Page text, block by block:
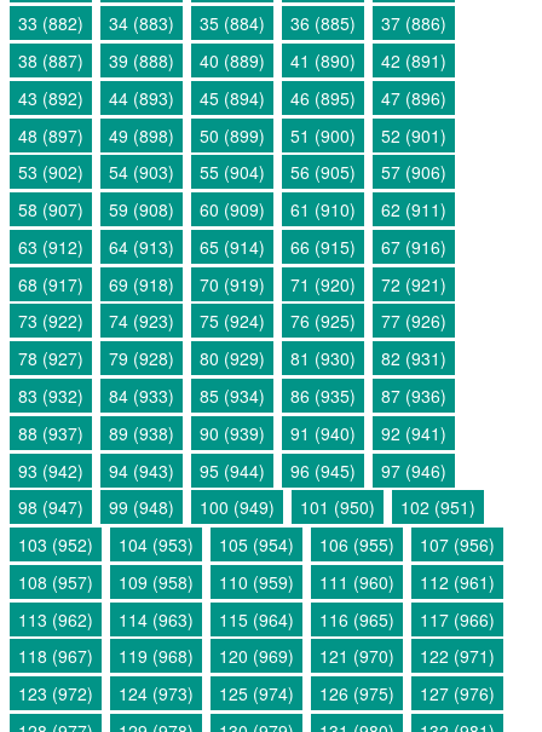
33 (882)
34 (883) 35 (884) 36 (885)
37 (886)
38 (887)
39 (888) 40 (889) 41 (890)
42 (891)
43 (892)
44 (893) 45 (894) 46 (895)
47 (896)
48 (897)
49 (898) 50 (899) 51 (900)
52 (901)
53 (902)
54 (903) 55 (904) 56 (905)
57 (906)
58 (907)
59 (908) 60 (909) 61 (910)
62 (911)
63 (912)
64 (913) 65 (914) 66 (915)
67 (916)
68 (917)
69 (918) 70 (919) 71 (920)
72 (921)
73 (922)
74 (923) 75 (924) 76 (925)
77 (926)
78 (927)
79 (928) 80 (929) 81 (930)
82 (931)
83 (932)
84 (933) 85 (934) 86 (935)
87 (936)
88 (937)
89 (938) 90 (939) 91 (940)
92 (941)
93 (942)
94 (943) 95 (944) 96 (945)
97 (946)
98 (947)
99 (948) 100 (949) 101 (950)
102 (951)
103 (952)
104 (953) 105 (954) 106 (955)
107 (956)
108 (957)
109 (958) 110 (959) 111 (960)
112 (961)
113 (962)
114 (963) 115 (964) 116 (965)
117 (966)
118 (967)
119 (968) 120 (969) 121 (970)
122 (971)
123 (972)
124 (973) 125 (974) 126 (975)
127 (976)